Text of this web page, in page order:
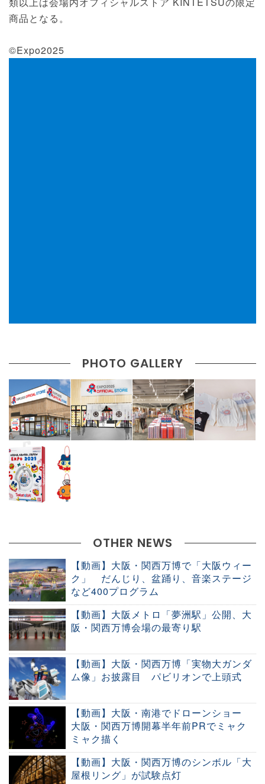
商品となる。
©Expo2025
PHOTO GALLERY
OTHER NEWS
【動画】大阪・関西万博で「大阪ウィー
ク」 だんじり、盆踊り、音楽ステージ
など400プログラム
【動画】大阪メトロ「夢洲駅」公開、大
阪・関西万博会場の最寄り駅
【動画】大阪・関西万博「実物大ガンダ
ム像」お披露目 パビリオンで上頭式
【動画】大阪・南港でドローンショー
大阪・関西万博開幕半年前PRでミャク
ミャク描く
【動画】大阪・関西万博のシンボル「大
屋根リング」が試験点灯